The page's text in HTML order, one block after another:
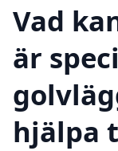
Vad
är
hjälpa